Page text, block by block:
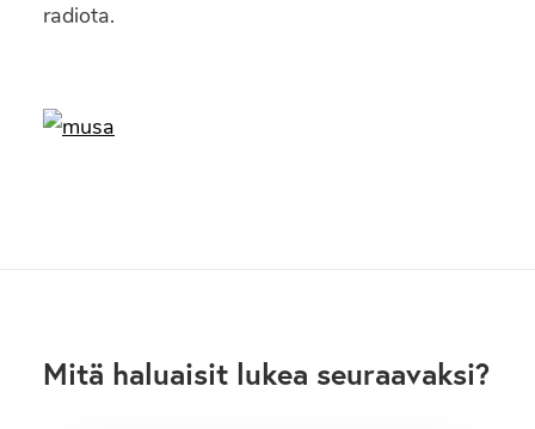
radiota.
Mitä haluaisit lukea seuraavaksi?